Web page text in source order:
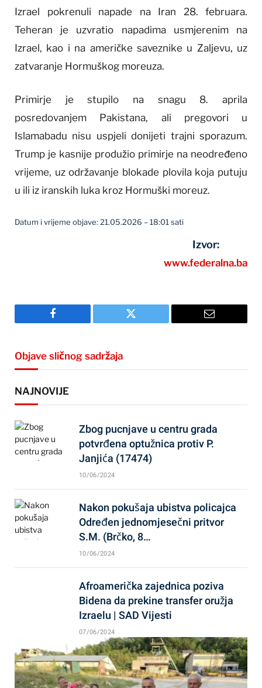
Izrael pokrenuli napade na Iran 28. februara.
Teheran je uzvratio napadima usmjerenim na
Izrael, kao i na američke saveznike u Zaljevu, uz
zatvaranje Hormuškog moreuza.
Primirje je stupilo na snagu 8. aprila
posredovanjem Pakistana, ali pregovori u
Islamabadu nisu uspjeli donijeti trajni sporazum.
Trump je kasnije produžio primirje na neodređeno
vrijeme, uz održavanje blokade plovila koja putuju
u ili iz iranskih luka kroz Hormuški moreuz.
Datum i vrijeme objave: 21.05.2026 – 18:01 sati
Izvor:
www.federalna.ba
Facebook Twitter Email
Objave sličnog sadržaja
NAJNOVIJE
Zbog pucnjave u centru grada
potvrđena optužnica protiv P.
Janjića (17474)
10/06/2024
Nakon pokušaja ubistva policajca
Određen jednomjesečni pritvor
S.M. (Brčko, 8…
10/06/2024
Afroamerička zajednica poziva
Bidena da prekine transfer oružja
Izraelu | SAD Vijesti
07/06/2024